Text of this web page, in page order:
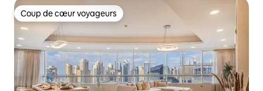
Coup de cœur voyageurs
Coup de cœur voyageurs